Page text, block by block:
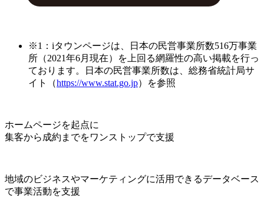
※1：iタウンページは、日本の民営事業所数516万事業
所（2021年6月現在）を上回る網羅性の高い掲載を行っ
ております。日本の民営事業所数は、総務省統計局サ
イト（https://www.stat.go.jp）を参照
ホームページを起点に
集客から成約までをワンストップで支援
地域のビジネスやマーケティングに活用できるデータベース
で事業活動を支援